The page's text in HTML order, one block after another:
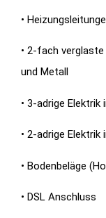
•
• 2-fach
und Metall
• 3-adrige Elektrik
• 2-adrige Elektrik
• Bodenbeläge
• DSL Anschluss